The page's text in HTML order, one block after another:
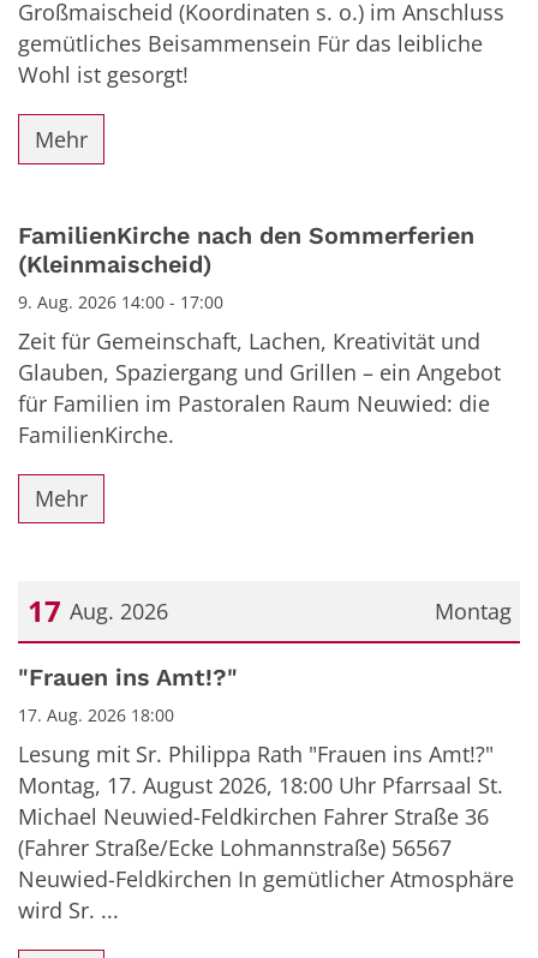
Großmaischeid (Koordinaten s. o.) im Anschluss
gemütliches Beisammensein Für das leibliche
Wohl ist gesorgt!
Mehr
FamilienKirche nach den Sommerferien
(Kleinmaischeid)
9. Aug. 2026 14:00 - 17:00
Zeit für Gemeinschaft, Lachen, Kreativität und
Glauben, Spaziergang und Grillen – ein Angebot
für Familien im Pastoralen Raum Neuwied: die
FamilienKirche.
Mehr
Montag
17 Aug. 2026
Datum: 17. August 2026
"Frauen ins Amt!?"
17. Aug. 2026 18:00
Lesung mit Sr. Philippa Rath "Frauen ins Amt!?"
Montag, 17. August 2026, 18:00 Uhr Pfarrsaal St.
Michael Neuwied-Feldkirchen Fahrer Straße 36
(Fahrer Straße/Ecke Lohmannstraße) 56567
Neuwied-Feldkirchen In gemütlicher Atmosphäre
wird Sr. ...